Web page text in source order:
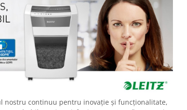
nostru continuu pentru inovație și funcționalitate,